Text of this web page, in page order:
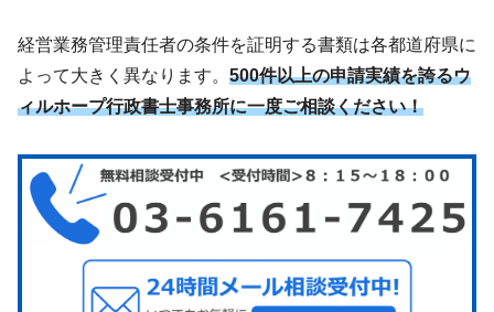
経営業務管理責任者の条件を証明する書類は各都道府県に
よって大きく異なります。 500件以上の申請実績を誇るウ
ィルホープ行政書士事務所に一度ご相談ください！